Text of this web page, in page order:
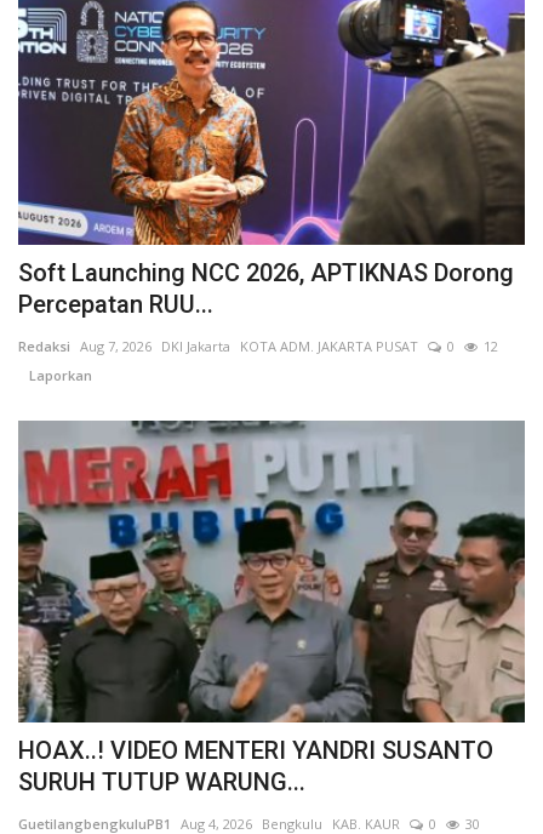
Soft Launching NCC 2026, APTIKNAS Dorong
Percepatan RUU...
Redaksi Aug 7, 2026 DKI Jakarta KOTA ADM. JAKARTA PUSAT 0
12
Laporkan
HOAX..! VIDEO MENTERI YANDRI SUSANTO
SURUH TUTUP WARUNG...
GuetilangbengkuluPB1 Aug 4, 2026 Bengkulu KAB. KAUR 0
30